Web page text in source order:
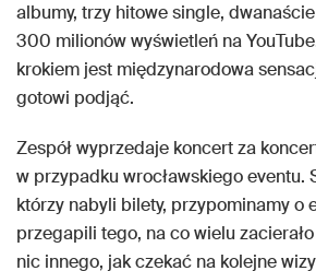
albumy, trzy hitowe single,
300 milionów wyświetleń na
krokiem jest międzynarodowa
gotowi podjąć.
Zespół wyprzedaje koncert za
w przypadku wrocławskiego eventu.
którzy nabyli bilety, przypominamy o
przegapili tego, na co wielu
nic innego, jak czekać na kolejne